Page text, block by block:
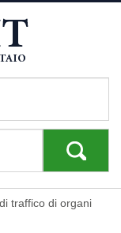
traffico di organi